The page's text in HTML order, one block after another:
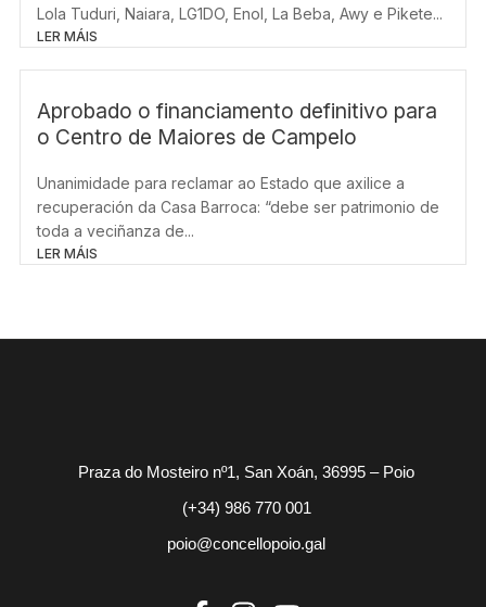
Lola Tuduri, Naiara, LG1DO, Enol, La Beba, Awy e Pikete...
LER MÁIS
Aprobado o financiamento definitivo para
o Centro de Maiores de Campelo
Unanimidade para reclamar ao Estado que axilice a
recuperación da Casa Barroca: “debe ser patrimonio de
toda a veciñanza de...
LER MÁIS
Praza do Mosteiro nº1, San Xoán, 36995 – Poio
(+34) 986 770 001
poio@concellopoio.gal